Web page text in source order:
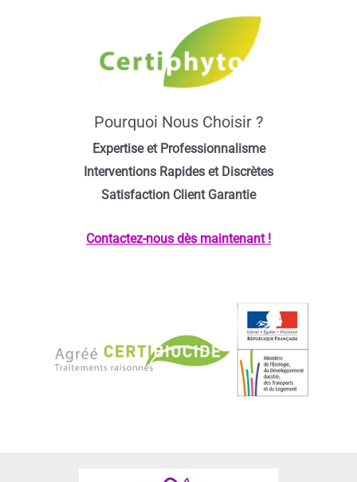
Pourquoi Nous Choisir ?
Expertise et Professionnalisme
Interventions Rapides et Discrètes
Satisfaction Client Garantie
Contactez-nous dès maintenant !